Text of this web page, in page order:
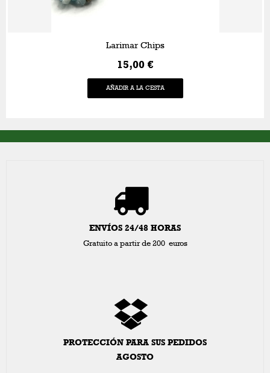
Larimar Chips
15,00 €
AÑADIR A LA CESTA
ENVÍOS 24/48 HORAS
Gratuito a partir de 200 euros
PROTECCIÓN PARA SUS PEDIDOS
AGOSTO